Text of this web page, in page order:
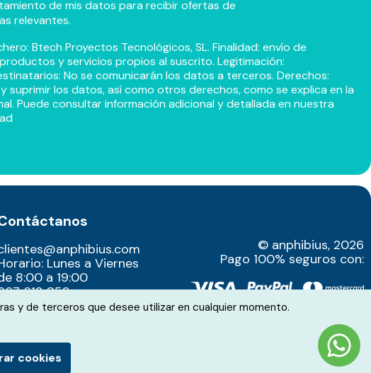
de mis datos para recibir ofertas de
relevantes.
Btech Proyectos Tecnológicos, SL. Finalidad: envío de
y servicios propios al suscrito. Legitimación:
No se comunicarán los datos a terceros. Derechos:
suprimir los datos, así como otros derechos, como se explica en la
Puede consultar información adicional y detallada en nuestra
Lunes a Viernes
8:00 a 19:00
612 052​
© anphibius, 2026
Pago 100% seguros con:
y de terceros que desee utilizar en cualquier momento.
cookies